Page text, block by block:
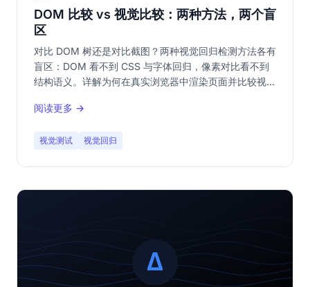
DOM 比较 vs 视觉比较：两种方法，两个盲
区
对比 DOM 树还是对比截图？两种视觉回归检测方法各有
盲区：DOM 看不到 CSS 与字体回归，像素对比看不到
结构语义。详解为何在真实浏览器中渲染页面并比较视觉
阅读更多 →
视觉测试 视觉回归